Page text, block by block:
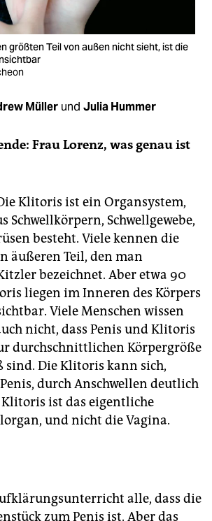
größten Teil von außen nicht sieht, ist die
Müller und Julia Hummer
Frau ­Lorenz, was genau ist
Klitoris ist ein Organsystem,
Schwellkörpern, Schwellgewebe,
besteht. Viele kennen die
äußeren Teil, den man
bezeichnet. Aber etwa 90
liegen im Inneren des Körpers
Viele Menschen wissen
nicht, dass Penis und Klitoris
durchschnittlichen Körpergröße
sind. Die Klitoris kann sich,
durch Anschwellen deutlich
ist das eigentliche
und nicht die Vagina.
alle, dass die
zum Penis ist. Aber das